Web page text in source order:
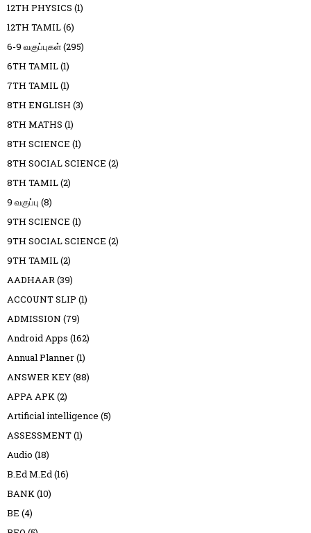
12TH PHYSICS (1)
12TH TAMIL(6)
6-9 வகுப்புகள்(295)
6TH TAMIL(1)
7TH TAMIL(1)
8TH ENGLISH (3)
8TH MATHS (1)
8TH SCIENCE (1)
8TH SOCIAL SCIENCE (2)
8TH TAMIL(2)
9 வகுப்பு (8)
9TH SCIENCE (1)
9TH SOCIAL SCIENCE (2)
9TH TAMIL(2)
AADHAAR(39)
ACCOUNT SLIP (1)
ADMISSION (79)
Android Apps (162)
Annual Planner(1)
ANSWER KEY(88)
APPA APK(2)
Artificial intelligence (5)
ASSESSMENT(1)
Audio (18)
B.Ed M.Ed(16)
BANK(10)
BE (4)